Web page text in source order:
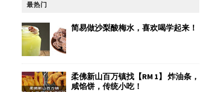
最热门
简易做沙梨酸梅水，喜欢喝学起来！
柔佛新山百万镇找【RM 1】 炸油条，
咸馅饼，传统小吃！